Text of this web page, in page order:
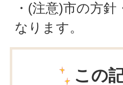
・(注意)市の方
なります。
この